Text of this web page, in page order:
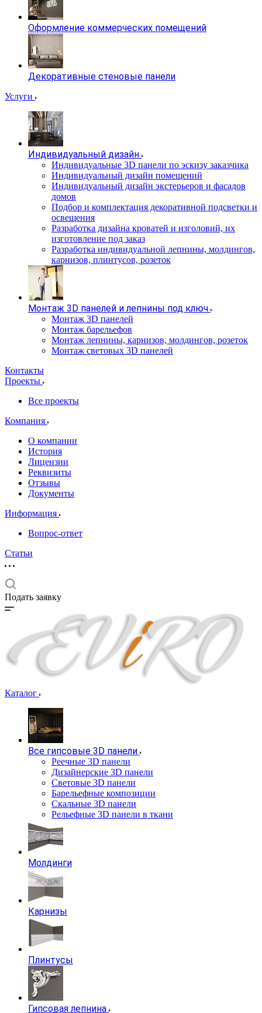
Оформление коммерческих помещений
Декоративные стеновые панели
Услуги
Индивидуальный дизайн
Индивидуальные 3D панели по эскизу заказчика
Индивидуальный дизайн помещений
Индивидуальный дизайн экстерьеров и фасадов
домов
Подбор и комплектация декоративной подсветки и
освещения
Разработка дизайна кроватей и изголовий, их
изготовление под заказ
Разработка индивидуальной лепнины, молдингов,
карнизов, плинтусов, розеток
Монтаж 3D панелей и лепнины под ключ
Монтаж 3D панелей
Монтаж барельефов
Монтаж лепнины, карнизов, молдингов, розеток
Монтаж световых 3D панелей
Контакты
Проекты
Все проекты
Компания
О компании
История
Лицензии
Реквизиты
Отзывы
Документы
Информация
Вопрос-ответ
Статьи
Подать заявку
Каталог
Все гипсовые 3D панели
Реечные 3D панели
Дизайнерские 3D панели
Световые 3D панели
Барельефные композиции
Скальные 3D панели
Рельефные 3D панели в ткани
Молдинги
Карнизы
Плинтусы
Гипсовая лепнина